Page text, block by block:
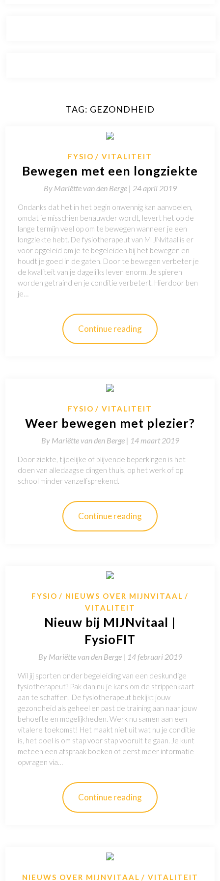
TAG: GEZONDHEID
FYSIO VITALITEIT
Bewegen met een longziekte
By Mariëtte van den Berge | 24 april 2019
Ondanks dat het in het begin onwennig kan aanvoelen,
omdat je misschien benauwder wordt, levert het op de
lange termijn veel op om te bewegen wanneer je een
longziekte hebt. De fysiotherapeut van MIJNvitaal is er
voor opgeleid om je te begeleiden bij het bewegen en
houdt je goed in de gaten. Door te bewegen verbeter je
de kwaliteit van je dagelijks leven enorm. Je spieren
worden getraind en je conditie verbetert. Hierdoor ben
je…
Continue reading
FYSIO VITALITEIT
Weer bewegen met plezier?
By Mariëtte van den Berge | 14 maart 2019
Door ziekte, tijdelijke of blijvende beperkingen is het
doen van alledaagse dingen thuis, op het werk of op
school minder vanzelfsprekend.
Continue reading
FYSIO
NIEUWS OVER MIJNVITAAL
VITALITEIT
Nieuw bij MIJNvitaal |
FysioFIT
By Mariëtte van den Berge | 14 februari 2019
Wil jij sporten onder begeleiding van een deskundige
fysiotherapeut? Pak dan nu je kans om de strippenkaart
aan te schaffen! De fysiotherapeut bekijkt jouw
gezondheid als geheel en past de training aan naar jouw
behoefte en mogelijkheden. Werk nu samen aan een
vitalere toekomst! Het maakt niet uit wat nu je conditie
is, het doel is om stap voor stap vooruit te gaan. Je kunt
meteen een afspraak boeken of eerst meer informatie
opvragen via…
Continue reading
NIEUWS OVER MIJNVITAAL VITALITEIT